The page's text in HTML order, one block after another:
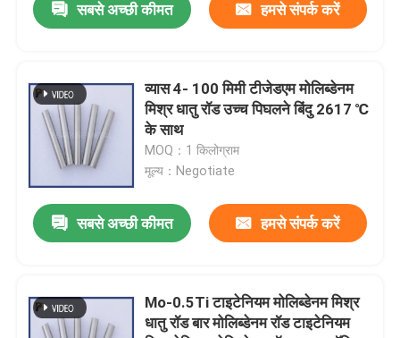
सबसे अच्छी कीमत हमसे संपर्क करें
व्यास 4- 100 मिमी टीजेडएम मोलिब्डेनम
मिश्र धातु रॉड उच्च पिघलने बिंदु 2617 ℃
के साथ
MOQ：1 किलोग्राम
मूल्य：Negotiate
सबसे अच्छी कीमत हमसे संपर्क करें
Mo-0.5Ti टाइटेनियम मोलिब्डेनम मिश्र
धातु रॉड बार मोलिब्डेनम रॉड टाइटेनियम